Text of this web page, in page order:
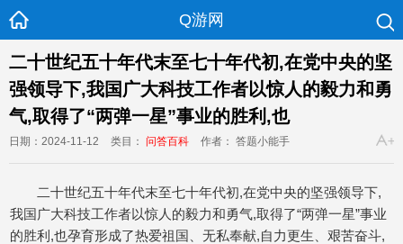
Q游网
二十世纪五十年代末至七十年代初,在党中央的坚
强领导下,我国广大科技工作者以惊人的毅力和勇
气,取得了“两弹一星”事业的胜利,也
日期：2024-11-12 类目： 问答百科 作者： 答题小能手
二十世纪五十年代末至七十年代初,在党中央的坚强领导下,
我国广大科技工作者以惊人的毅力和勇气,取得了“两弹一星”事业
的胜利,也孕育形成了热爱祖国、无私奉献,自力更生、艰苦奋斗,